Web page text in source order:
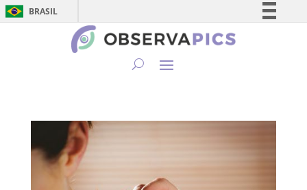
BRASIL
Simplifique!